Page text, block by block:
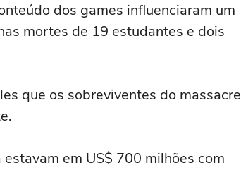
dos games influenciaram um
mortes de 19 estudantes e dois
que os sobreviventes do massacre
em US$ 700 milhões com